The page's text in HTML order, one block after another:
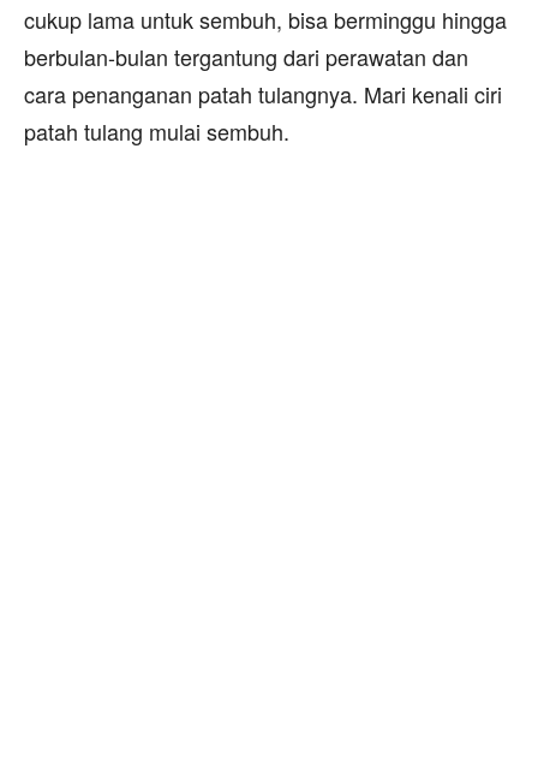
cukup lama untuk sembuh, bisa berminggu hingga
berbulan-bulan tergantung dari perawatan dan
cara penanganan patah tulangnya. Mari kenali ciri
patah tulang mulai sembuh.